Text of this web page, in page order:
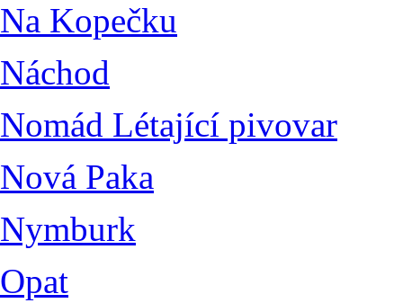
Na Kopečku
Náchod
Nomád Létající pivovar
Nová Paka
Nymburk
Opat